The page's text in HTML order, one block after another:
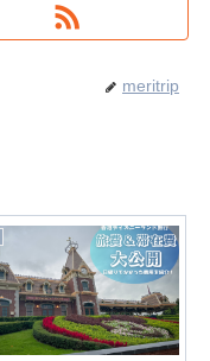
meritrip